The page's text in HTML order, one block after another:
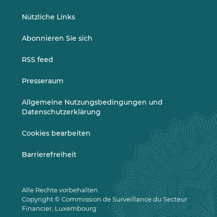
Nützliche Links
Abonnieren Sie sich
RSS feed
Presseraum
Allgemeine Nutzungsbedingungen und
Datenschutzerklärung
Cookies bearbeiten
Barrierefreiheit
Alle Rechte vorbehalten.
Copyright © Commission de Surveillance du Secteur
Financier, Luxembourg